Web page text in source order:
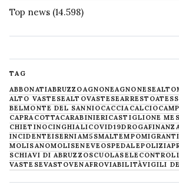
Top news (14.598)
TAG
ABBONATIABRUZZOAGNONEAGNONESE
ALTO VASTESEALTOVASTESEARRESTO
BELMONTE DEL SANNIOCACCIACALCIO
CAPRACOTTACARABINIERICASTIGLIONE
CHIETINOCINGHIALICOVID19DROGA
INCIDENTEISERNIAM5SMALTEMPOMIGRANTI
MOLISANOMOLISENEVE OSPEDALEPOLIZIA
SCHIAVI DI ABRUZZOSCUOLA
VASTESEVASTOVENAFROVIABILITÀVIGILI